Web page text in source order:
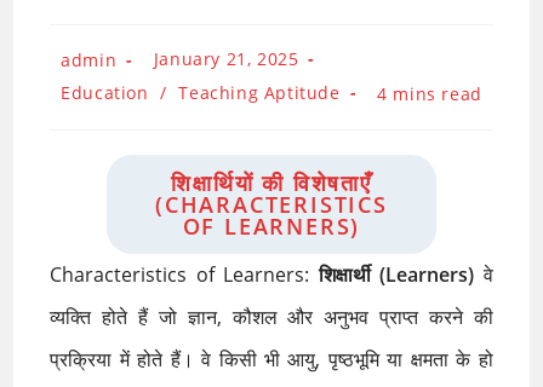
Post
author:
admin
Post
published:
January 21, 2025
Post
Education / Teaching Aptitude
Reading
4 mins read
शिक्षार्थियों की विशेषताएँ
(CHARACTERISTICS
OF LEARNERS)
Characteristics of Learners:शिक्षार्थी (Learners) वे
व्यक्ति होते हैं जो ज्ञान, कौशल और अनुभव प्राप्त करने की
प्रक्रिया में होते हैं। वे किसी भी आयु, पृष्ठभूमि या क्षमता के हो